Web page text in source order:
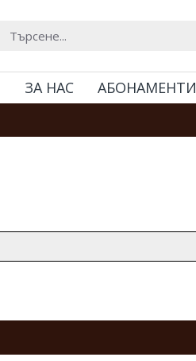
ЗА НАС АБОНАМЕНТИ